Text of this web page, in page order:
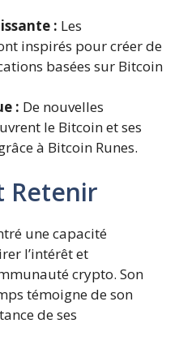
: Les
inspirés pour créer de
basées sur Bitcoin
: De nouvelles
le Bitcoin et ses
à Bitcoin Runes.
Retenir
une capacité
l’intérêt et
crypto. Son
témoigne de son
de ses